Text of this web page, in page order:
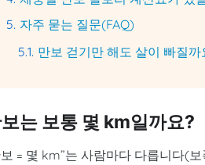
자주 묻는 질문(FAQ)
만보 걷기만 해도 살이 빠질까
는 보통 몇 km일까요?
= 몇 km”는 사람마다 다릅니다(